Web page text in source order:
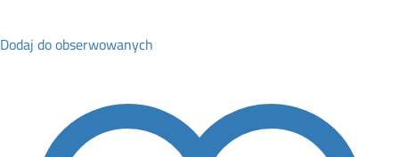
Dodaj do obserwowanych